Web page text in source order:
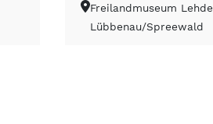
Freilandmuseum Lehde
Lübbenau/Spreewald